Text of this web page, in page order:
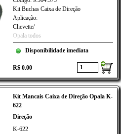
Kit Buchas Caixa de Direção
Aplicação:
Chevette/
Opala todos
Disponibilidade imediata
R$ 0.00
Kit Mancais Caixa de Direção Opala K-
622
Direção
K-622